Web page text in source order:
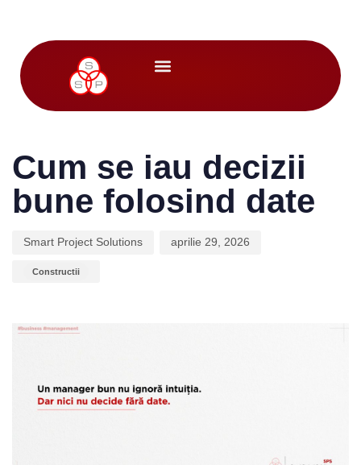
Cum se iau decizii
bune folosind date
Smart Project Solutions aprilie 29, 2026
Constructii